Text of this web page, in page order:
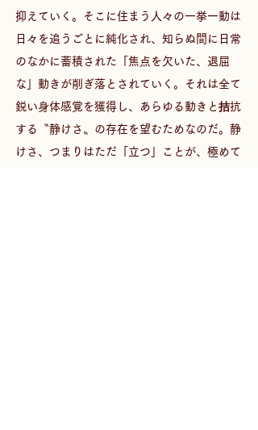
抑えていく。そこに住まう人々の一挙一動は
日々を追うごとに純化され、知らぬ間に日常
のなかに蓄積された「焦点を欠いた、退屈
な」動きが削ぎ落とされていく。それは全て
鋭い身体感覚を獲得し、あらゆる動きと拮抗
する〝静けさ〟の存在を望むためなのだ。静
けさ、つまりはただ「立つ」ことが、極めて